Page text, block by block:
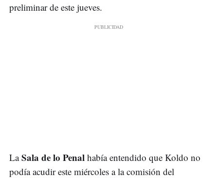
preliminar de este jueves.
LaSala de lo Penal había entendido que Koldo no
podía acudir este miércoles a la comisión del